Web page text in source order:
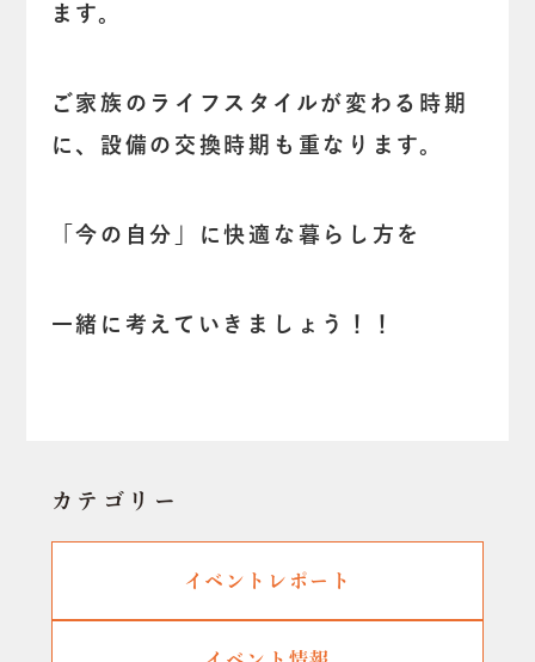
ます。
ご家族のライフスタイルが変わる時期
に、設備の交換時期も重なります。
「今の自分」に快適な暮らし方を
一緒に考えていきましょう！！
カテゴリー
イベントレポート